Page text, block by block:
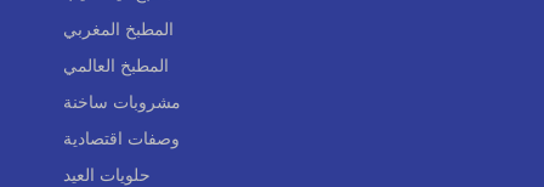
المطبخ المغربي
المطبخ العالمي
مشروبات ساخنة
وصفات اقتصادية
حلويات العيد